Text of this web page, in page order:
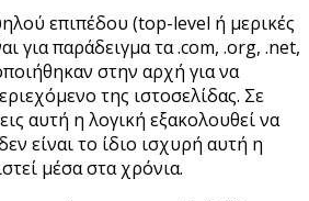
επιπέδου (top-level ή μερικές
για παράδειγμα τα .com, .org, .net,
στην αρχή για να
της ιστοσελίδας. Σε
αυτή η λογική εξακολουθεί να
είναι το ίδιο ισχυρή αυτή η
μέσα στα χρόνια.